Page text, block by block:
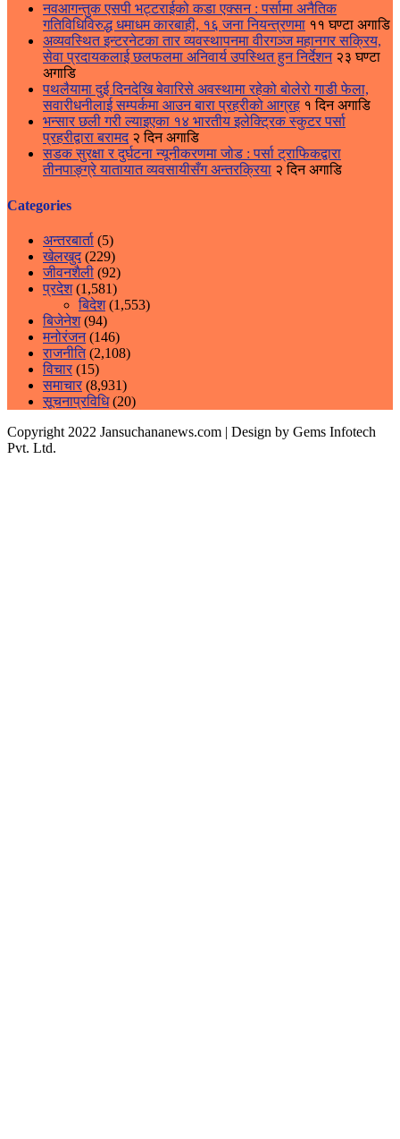
नवआगन्तुक एसपी भट्टराईको कडा एक्सन : पर्सामा अनैतिक
गतिविधिविरुद्ध धमाधम कारबाही, १६ जना नियन्त्रणमा ११ घण्टा अगाडि
अव्यवस्थित इन्टरनेटका तार व्यवस्थापनमा वीरगञ्ज महानगर सक्रिय,
सेवा प्रदायकलाई छलफलमा अनिवार्य उपस्थित हुन निर्देशन २३ घण्टा
अगाडि
पथलैयामा दुई दिनदेखि बेवारिसे अवस्थामा रहेको बोलेरो गाडी फेला,
सवारीधनीलाई सम्पर्कमा आउन बारा प्रहरीको आग्रह १ दिन अगाडि
भन्सार छली गरी ल्याइएका १४ भारतीय इलेक्ट्रिक स्कुटर पर्सा
प्रहरीद्वारा बरामद २ दिन अगाडि
सडक सुरक्षा र दुर्घटना न्यूनीकरणमा जोड : पर्सा ट्राफिकद्वारा
तीनपाङ्ग्रे यातायात व्यवसायीसँग अन्तरक्रिया २ दिन अगाडि
Categories
अन्तरबार्ता (5)
खेलखुद(229)
जीवनशैली (92)
प्रदेश(1,581)
बिदेश(1,553)
बिजेनेश(94)
मनोरंजन(146)
राजनीति(2,108)
विचार(15)
समाचार(8,931)
सूचनाप्रविधि(20)
Copyright 2022 Jansuchananews.com | Design by Gems Infotech
Pvt. Ltd.